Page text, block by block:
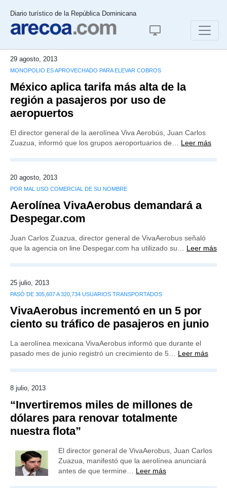
Diario turístico de la República Dominicana
29 agosto, 2013
MONOPOLIO ES APROVECHADO PARA ELEVAR COBROS
México aplica tarifa más alta de la
región a pasajeros por uso de
aeropuertos
El director general de la aerolínea Viva Aerobús, Juan Carlos
Zuazua, informó que los grupos aeroportuarios de… Leer más
20 agosto, 2013
POR MAL USO COMERCIAL DE SU NOMBRE
Aerolínea VivaAerobus demandará a
Despegar.com
Juan Carlos Zuazua, director general de VivaAerobus señaló
que la agencia on line Despegar.com ha utilizado su… Leer más
25 julio, 2013
PASÓ DE 305,607 A 320,734 USUARIOS TRANSPORTADOS
VivaAerobus incrementó en un 5 por
ciento su tráfico de pasajeros en junio
La aerolínea mexicana VivaAerobus informó que durante el
pasado mes de junio registró un crecimiento de 5… Leer más
8 julio, 2013
“Invertiremos miles de millones de
dólares para renovar totalmente
nuestra flota”
El director general de VivaAerobus, Juan Carlos
Zuazua, manifestó que la aerolínea anunciará
antes de que termine… Leer más